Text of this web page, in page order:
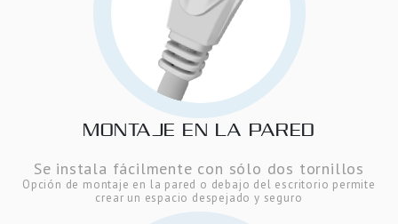
MONTAJE EN LA PARED
Se instala fácilmente con sólo dos tornillos
Opción de montaje en la pared o debajo del escritorio permite
crear un espacio despejado y seguro